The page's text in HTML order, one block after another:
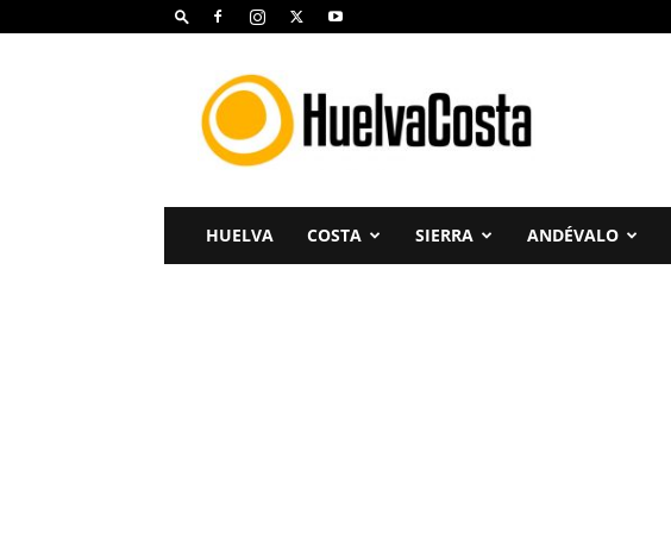
Huelva
Costa
HUELVA COSTA SIERRA ANDÉVALO